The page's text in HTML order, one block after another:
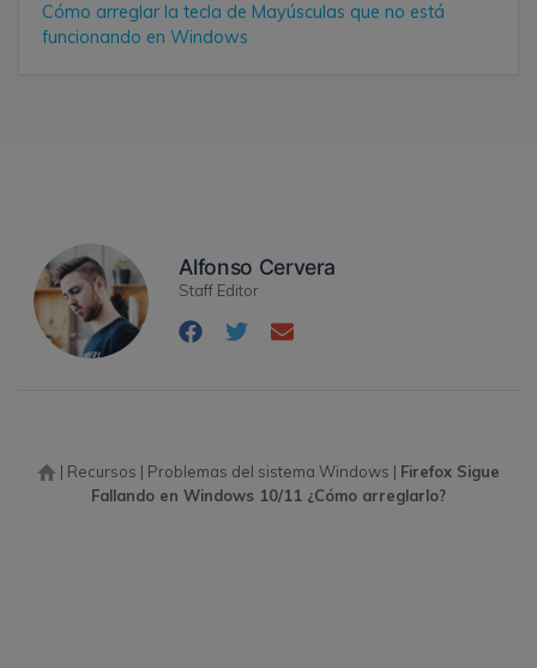
Cómo arreglar la tecla de Mayúsculas que no está
funcionando en Windows
Alfonso Cervera
Staff Editor
| Recursos | Problemas del sistema Windows | Firefox Sigue
Fallando en Windows 10/11 ¿Cómo arreglarlo?